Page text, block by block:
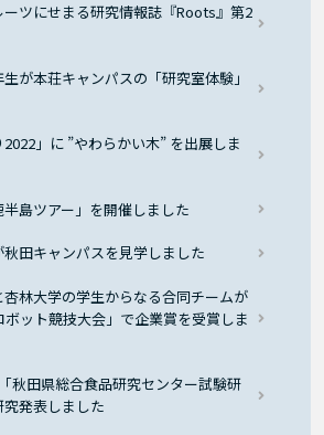
ツにせまる研究情報誌『Roots』第2
が本荘キャンパスの「研究室体験」
2022」に ”やわらかい木” を出展しま
島ツアー」を開催しました
田キャンパスを見学しました
林大学の学生からなる合同チームが
ボット競技大会」で企業賞を受賞しま
秋田県総合食品研究センター試験研
発表しました